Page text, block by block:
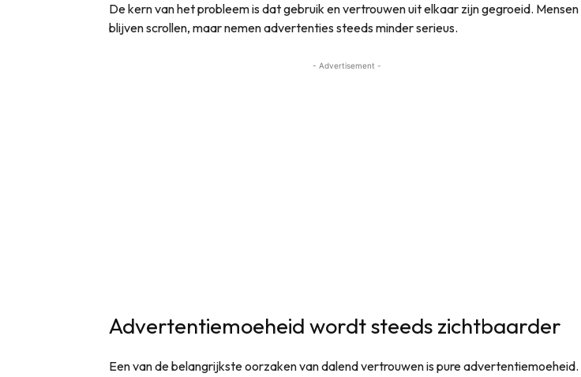
De kern van het probleem is dat gebruik en vertrouwen uit elkaar zijn gegroeid. Mensen
blijven scrollen, maar nemen advertenties steeds minder serieus.
- Advertisement -
Advertentiemoeheid wordt steeds zichtbaarder
Een van de belangrijkste oorzaken van dalend vertrouwen is pure advertentiemoeheid.